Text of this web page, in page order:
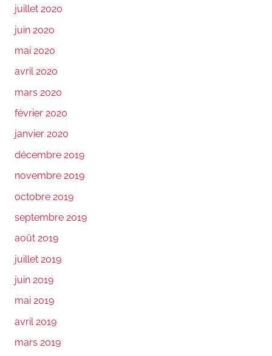
juillet 2020
juin 2020
mai 2020
avril 2020
mars 2020
février 2020
janvier 2020
décembre 2019
novembre 2019
octobre 2019
septembre 2019
août 2019
juillet 2019
juin 2019
mai 2019
avril 2019
mars 2019